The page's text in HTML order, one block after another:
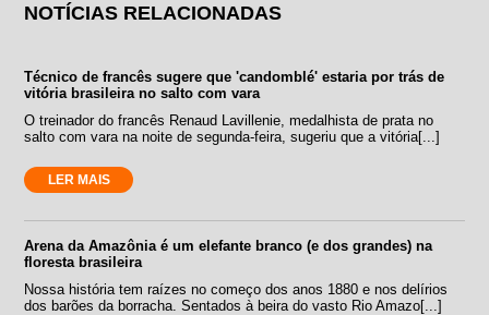
NOTÍCIAS RELACIONADAS
Técnico de francês sugere que 'candomblé' estaria por trás de
vitória brasileira no salto com vara
O treinador do francês Renaud Lavillenie, medalhista de prata no
salto com vara na noite de segunda-feira, sugeriu que a vitória[...]
LER MAIS
Arena da Amazônia é um elefante branco (e dos grandes) na
floresta brasileira
Nossa história tem raízes no começo dos anos 1880 e nos delírios
dos barões da borracha. Sentados à beira do vasto Rio Amazo[...]